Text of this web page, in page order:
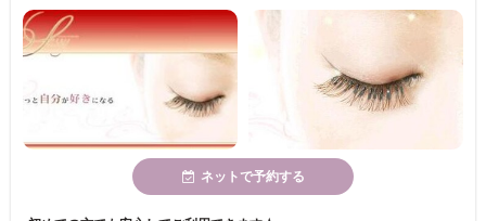
ネットで予約する